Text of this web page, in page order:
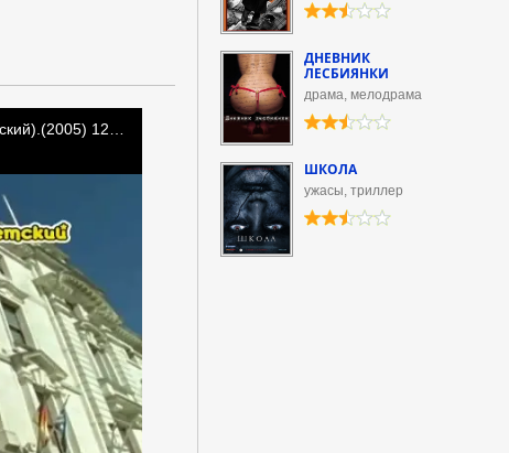
ДНЕВНИК
ЛЕСБИЯНКИ
драма, мелодрама
ШКОЛА
ужасы, триллер